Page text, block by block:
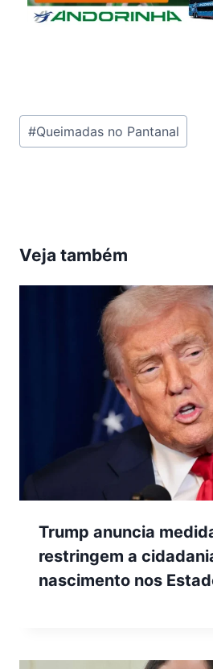
Tags
do
#Queimadas no Pantanal
Veja também
Trump anuncia
restringem a
nascimento nos